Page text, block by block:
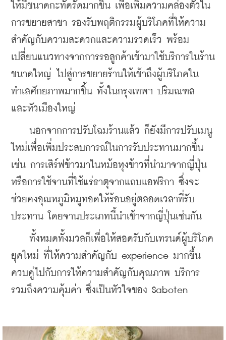
ให้มีขนาดกะทัดรัดมากขึ้น เพื่อเพิ่มความคล่องตัวใน
การขยายสาขา รองรับพฤติกรรมผู้บริโภคที่ให้ความ
สำคัญกับความสะดวกและความรวดเร็ว พร้อม
เปลี่ยนแนวทางจากการรอลูกค้าเข้ามาใช้บริการในร้าน
ขนาดใหญ่ ไปสู่การขยายร้านให้เข้าถึงผู้บริโภคใน
ทำเลศักยภาพมากขึ้น ทั้งในกรุงเทพฯ ปริมณฑล
และหัวเมืองใหญ่
นอกจากการปรับโฉมร้านแล้ว ก็ยังมีการปรับเมนู
ใหม่เพื่อเพิ่มประสบการณ์ในการรับประทานมากขึ้น
เช่น การเสิร์ฟข้าวมาในหม้อหุงข้าวที่นำมาจากญี่ปุ่น
หรือการใช้จานที่ใช้แร่ธาตุจากแถบแอฟริกา ซึ่งจะ
ช่วยคงอุณหภูมิหมูทอดให้ร้อนอยู่ตลอดเวลาที่รับ
ประทาน โดยจานประเภทนี้นำเข้าจากญี่ปุ่นเช่นกัน
ทั้งหมดทั้งมวลก็เพื่อให้สอดรับกับเทรนด์ผู้บริโภค
ยุคใหม่ ที่ให้ความสำคัญกับ experience มากขึ้น
ควบคู่ไปกับการให้ความสำคัญกับคุณภาพ บริการ
รวมถึงความคุ้มค่า ซึ่งเป็นหัวใจของ Saboten